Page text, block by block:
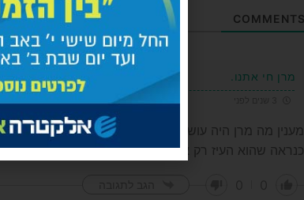
מרן חי אתנו.
מענין מה מרן היה עושה מאבי אם היה שומע מכזו עוולה,
כנראה שהוא העיז רק אחרי פטרתו שלחכם שלום כשאין